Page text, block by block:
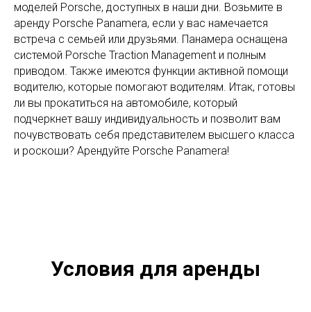
моделей Porsche, доступных в наши дни. Возьмите в
аренду Porsche Panamera, если у вас намечается
встреча с семьей или друзьями. Панамера оснащена
системой Porsche Traction Management и полным
приводом. Также имеются функции активной помощи
водителю, которые помогают водителям. Итак, готовы
ли вы прокатиться на автомобиле, который
подчеркнет вашу индивидуальность и позволит вам
почувствовать себя представителем высшего класса
и роскоши? Арендуйте Porsche Panamera!
Условия для аренды